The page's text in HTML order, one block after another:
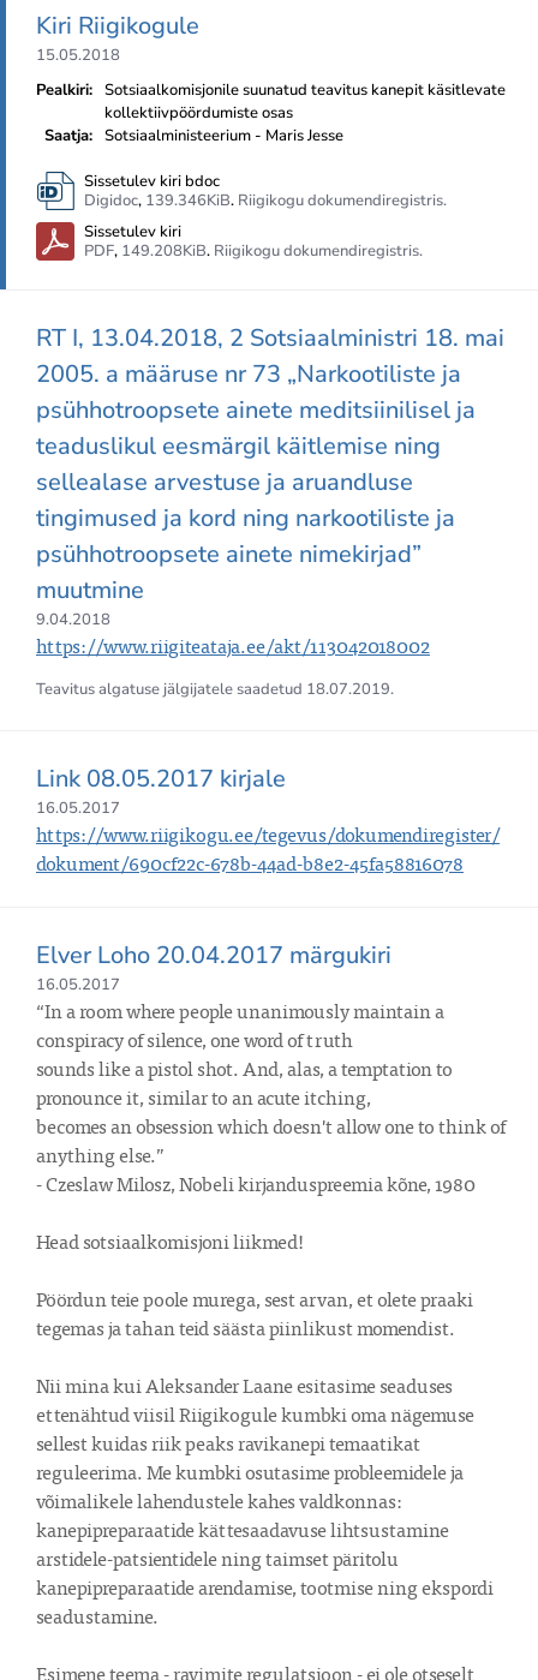
Kiri Riigikogule
15.05.2018
Pealkiri
Sotsiaalkomisjonile suunatud teavitus kanepit käsitlevate
kollektiivpöördumiste osas
Saatja
Sotsiaalministeerium - Maris Jesse
Sissetulev kiri bdoc
Digidoc, 139.346KiB. Riigikogu dokumendiregistris.
Sissetulev kiri
PDF, 149.208KiB. Riigikogu dokumendiregistris.
RT I, 13.04.2018, 2 Sotsiaalministri 18. mai
2005. a määruse nr 73 „Narkootiliste ja
psühhotroopsete ainete meditsiinilisel ja
teaduslikul eesmärgil käitlemise ning
sellealase arvestuse ja aruandluse
tingimused ja kord ning narkootiliste ja
psühhotroopsete ainete nimekirjad”
muutmine
9.04.2018
https://www.riigiteataja.ee/akt/113042018002
Teavitus algatuse jälgijatele saadetud 18.07.2019.
Link 08.05.2017 kirjale
16.05.2017
https://www.riigikogu.ee/tegevus/dokumendiregister/
dokument/690cf22c-678b-44ad-b8e2-45fa58816078
Elver Loho 20.04.2017 märgukiri
16.05.2017
“In a room where people unanimously maintain a
conspiracy of silence, one word of truth
sounds like a pistol shot. And, alas, a temptation to
pronounce it, similar to an acute itching,
becomes an obsession which doesn't allow one to think of
anything else.”
- Czeslaw Milosz, Nobeli kirjanduspreemia kõne, 1980
Head sotsiaalkomisjoni liikmed!
Pöördun teie poole murega, sest arvan, et olete praaki
tegemas ja tahan teid säästa piinlikust momendist.
Nii mina kui Aleksander Laane esitasime seaduses
ettenähtud viisil Riigikogule kumbki oma nägemuse
sellest kuidas riik peaks ravikanepi temaatikat
reguleerima. Me kumbki osutasime probleemidele ja
võimalikele lahendustele kahes valdkonnas:
kanepipreparaatide kättesaadavuse lihtsustamine
arstidele-patsientidele ning taimset päritolu
kanepipreparaatide arendamise, tootmise ning ekspordi
seadustamine.
Esimene teema - ravimite regulatsioon - ei ole otseselt